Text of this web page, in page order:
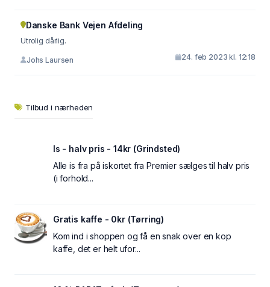
Danske Bank Vejen Afdeling
Utrolig dårlig.
Johs Laursen 24. feb 2023 kl. 12:18
Tilbud i nærheden
Is - halv pris - 14kr (Grindsted)
Alle is fra på iskortet fra Premier sælges til halv pris
(i forhold...
Gratis kaffe - 0kr (Tørring)
Kom ind i shoppen og få en snak over en kop
kaffe, det er helt ufor...